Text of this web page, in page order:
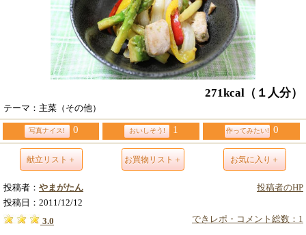
271kcal （１人分）
テーマ：主菜（その他）
写真ナイス! 0 おいしそう! 1 作ってみたい! 0
献立リスト＋ お買物リスト＋ お気に入り＋
投稿者のHP
投稿者： やまがたん
投稿日： 2011/12/12
できレポ・コメント総数：1
3.0